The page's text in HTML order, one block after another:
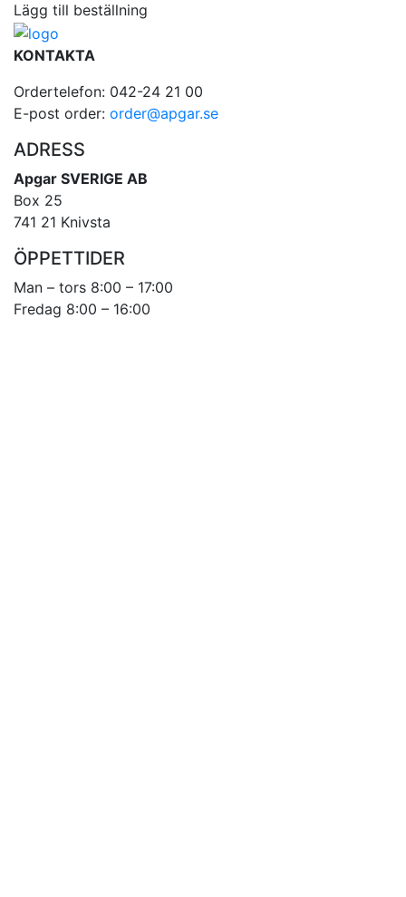
Lägg till beställning
KONTAKTA
Ordertelefon: 042-24 21 00
E-post order: order@apgar.se
ADRESS
Apgar SVERIGE AB
Box 25
741 21 Knivsta
ÖPPETTIDER
Man – tors 8:00 – 17:00
Fredag 8:00 – 16:00